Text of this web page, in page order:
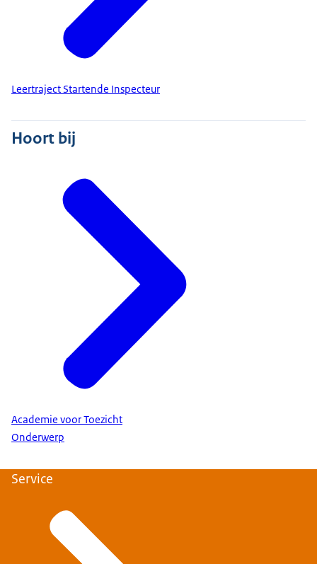
Leertraject Startende Inspecteur
Hoort bij
Academie voor Toezicht
Onderwerp
Service